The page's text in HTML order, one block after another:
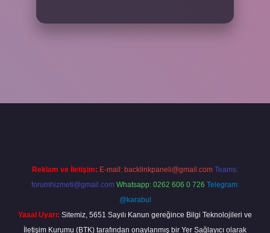
Reklam ve İletişim: E-mail: backlinkpaneli@gmail.com Teams:
forumhizmeti@gmail.com Whatsapp: 0262 606 0 726 Telegram:
@karabul
Yasal Uyarı: Sitemiz, 5651 Sayılı Kanun gereğince Bilgi Teknolojileri ve
İletişim Kurumu (BTK) tarafından onaylanmış bir Yer Sağlayıcı olarak